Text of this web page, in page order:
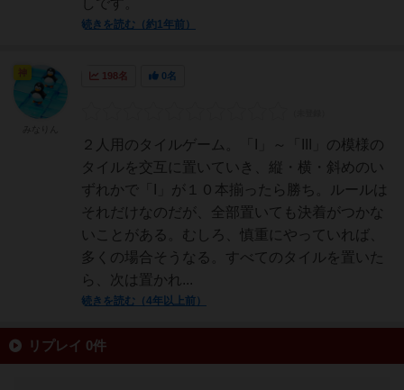
しです。
続きを読む（約1年前）
198名 0名
２人用のタイルゲーム。「I」～「III」の模様の
タイルを交互に置いていき、縦・横・斜めのい
ずれかで「I」が１０本揃ったら勝ち。ルールは
それだけなのだが、全部置いても決着がつかな
いことがある。むしろ、慎重にやっていれば、
多くの場合そうなる。すべてのタイルを置いた
ら、次は置かれ...
続きを読む（4年以上前）
神
リプレイ 0件